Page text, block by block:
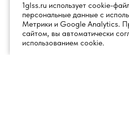
1glss.ru использует cookie-
персональные данные с
Метрики и Google Analytics.
сайтом, вы автоматически
использованием cookie.